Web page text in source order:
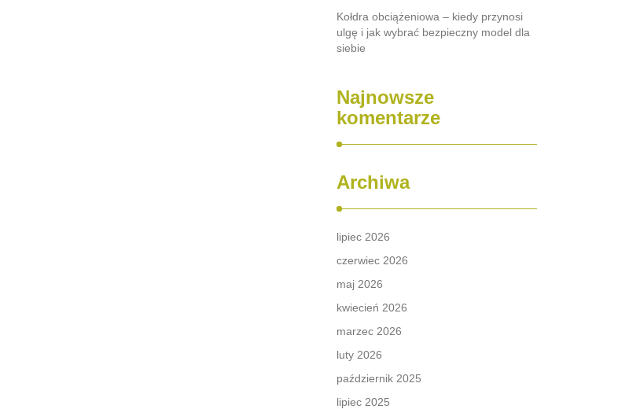
Kołdra obciążeniowa – kiedy przynosi
ulgę i jak wybrać bezpieczny model dla
siebie
Najnowsze
komentarze
Archiwa
lipiec 2026
czerwiec 2026
maj 2026
kwiecień 2026
marzec 2026
luty 2026
październik 2025
lipiec 2025